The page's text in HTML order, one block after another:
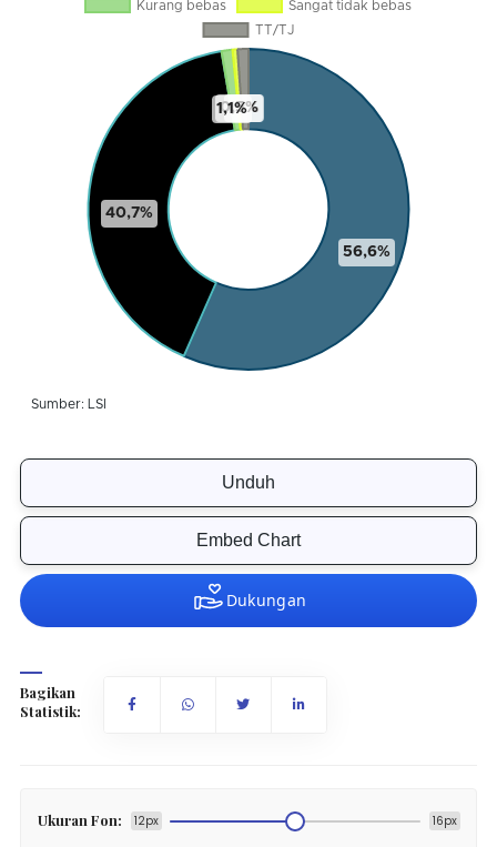
Unduh
Embed Chart
Bagikan
Statistik:
Ukuran Fon: 12px 16px